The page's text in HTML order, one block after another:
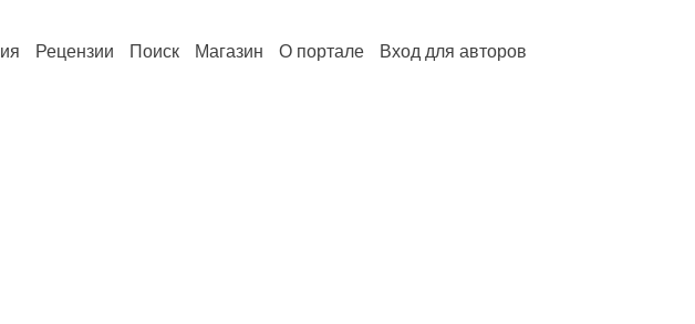
Рецензии Поиск Магазин О портале Вход для авторов